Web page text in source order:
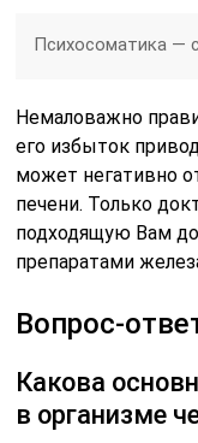
Психосоматика —
Немаловажно
его избыток
может негативно
печени. Только
подходящую Вам
препаратами
Вопрос-
Какова
в организме